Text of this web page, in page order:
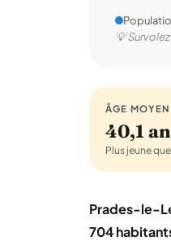
💡
ÂGE MOYEN
40,1
Plus jeune
Prades-le-
704